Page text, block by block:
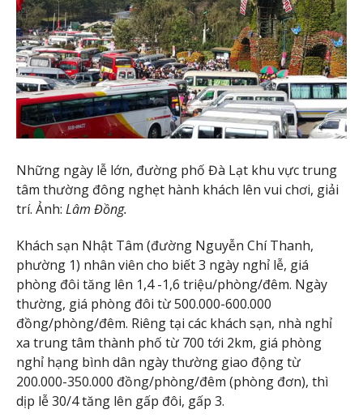
Những ngày lễ lớn, đường phố Đà Lạt khu vực trung
tâm thường đông nghẹt hành khách lên vui chơi, giải
trí. Ảnh: Lâm Đồng.
Khách sạn Nhật Tâm (đường Nguyễn Chí Thanh,
phường 1) nhân viên cho biết 3 ngày nghỉ lễ, giá
phòng đôi tăng lên 1,4 -1,6 triệu/phòng/đêm. Ngày
thường, giá phòng đôi từ 500.000-600.000
đồng/phòng/đêm. Riêng tại các khách sạn, nhà nghỉ
xa trung tâm thành phố từ 700 tới 2km, giá phòng
nghỉ hạng bình dân ngày thường giao động từ
200.000-350.000 đồng/phòng/đêm (phòng đơn), thì
dịp lễ 30/4 tăng lên gấp đôi, gấp 3.